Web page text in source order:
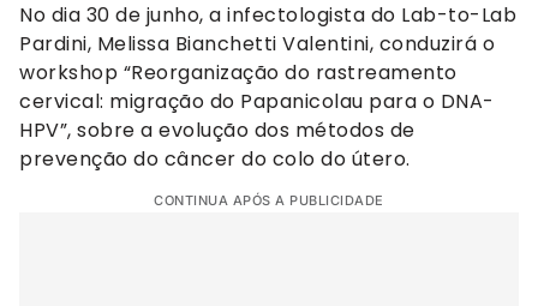
No dia 30 de junho, a infectologista do Lab-to-Lab
Pardini, Melissa Bianchetti Valentini, conduzirá o
workshop “Reorganização do rastreamento
cervical: migração do Papanicolau para o DNA-
HPV”, sobre a evolução dos métodos de
prevenção do câncer do colo do útero.
CONTINUA APÓS A PUBLICIDADE